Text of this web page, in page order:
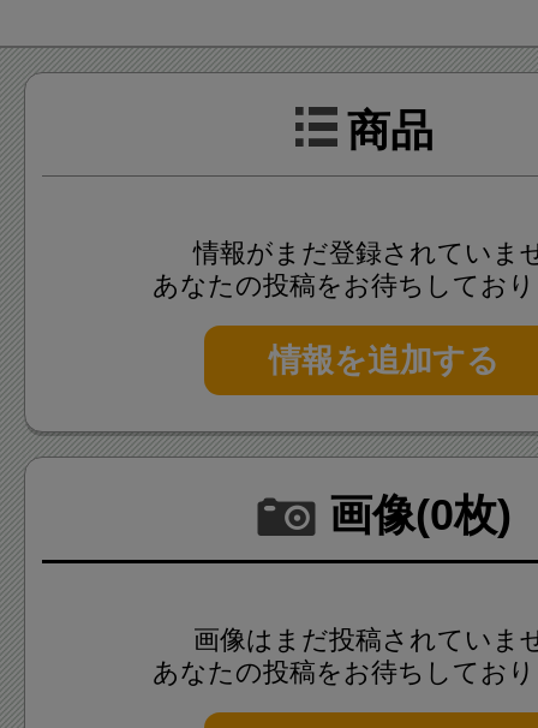
鈴廣かまぼこでは、かまぼこ
達巻きやしんじょ、ちくわに
焼きもの、すず天等の焼き物
物等を販売しています。
また、酒の肴としてかまぼこ
方のために、かまぼこ作りに
ない小田原の天然水を使用し
に合うお酒」の販売も行って
商品
情報がまだ登録されていま
あなたの投稿をお待ちしてお
情報を追加する
画像(0枚)
画像はまだ投稿されていま
あなたの投稿をお待ちしてお